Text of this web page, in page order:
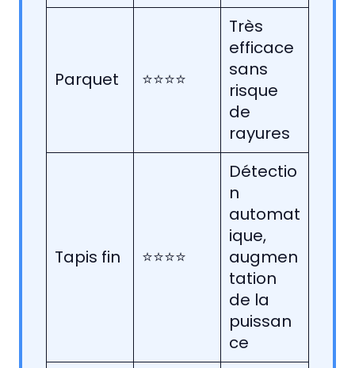
Parquet ⭐⭐⭐⭐
Très
efficace
sans
risque
de
rayures
Tapis fin ⭐⭐⭐⭐
Détectio
n
automat
ique,
augmen
tation
de la
puissan
ce